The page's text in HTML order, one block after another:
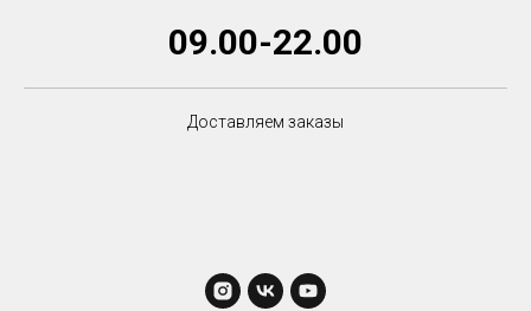
09.00-22.00
Доставляем заказы